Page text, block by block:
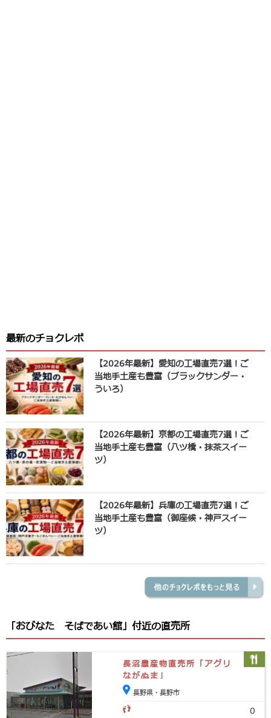
最新のチョクレポ
【2026年最新】愛知の工場直売7選！ご
当地手土産も豊富（ブラックサンダー・
ういろ）
【2026年最新】京都の工場直売7選！ご
当地手土産も豊富（八ツ橋・抹茶スイー
ツ）
【2026年最新】兵庫の工場直売7選！ご
当地手土産も豊富（御座候・神戸スイー
ツ）
「おびなた そばであい館」付近の直売所
長沼農産物直売所「アグリ
ながぬま」
長野県・長野市
0